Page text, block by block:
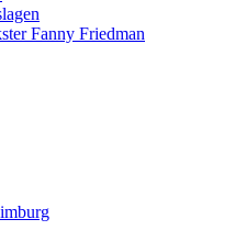
Fanny Friedman